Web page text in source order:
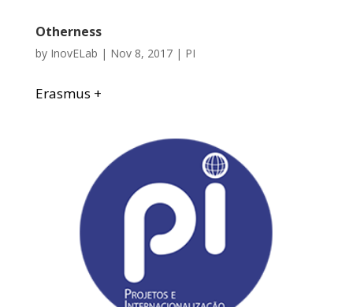
Otherness
by InovELab | Nov 8, 2017| PI
Erasmus +